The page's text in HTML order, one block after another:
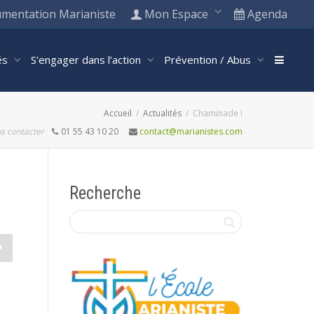
Marianiste Mon Espace Agenda
S’engager dans l’action Prévention / Abus
Accueil Actualités
Chaminade !
contacter
01 55 43 10 20 contact@marianistes.com
Recherche